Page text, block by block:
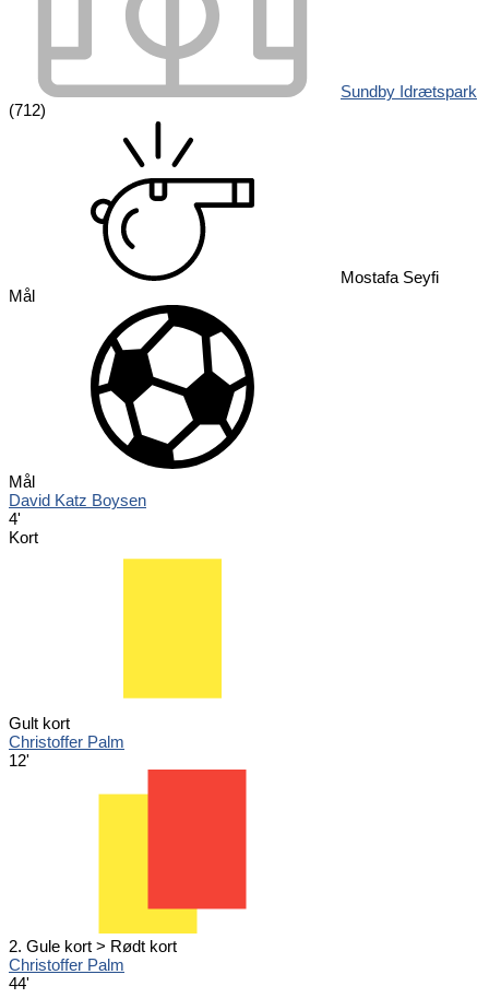
Sundby Idrætspark
(712)
Mostafa Seyfi
Mål
Mål
David Katz Boysen
4'
Kort
Gult kort
Christoffer Palm
12'
2. Gule kort > Rødt kort
Christoffer Palm
44'